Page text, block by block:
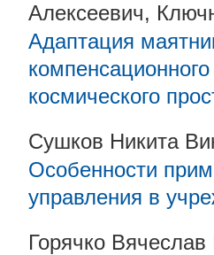
Алексеевич,
Адаптация
космического
Сушков Никита
Особенности
управления в
Горячко